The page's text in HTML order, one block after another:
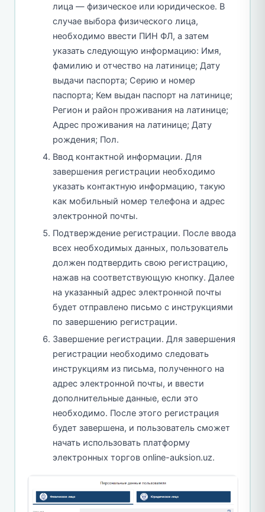
лица — физическое или юридическое. В
случае выбора физического лица,
необходимо ввести ПИН ФЛ, а затем
указать следующую информацию: Имя,
фамилию и отчество на латинице; Дату
выдачи паспорта; Серию и номер
паспорта; Кем выдан паспорт на латинице;
Регион и район проживания на латинице;
Адрес проживания на латинице; Дату
рождения; Пол.
Ввод контактной информации. Для
завершения регистрации необходимо
указать контактную информацию, такую
как мобильный номер телефона и адрес
электронной почты.
Подтверждение регистрации. После ввода
всех необходимых данных, пользователь
должен подтвердить свою регистрацию,
нажав на соответствующую кнопку. Далее
на указанный адрес электронной почты
будет отправлено письмо с инструкциями
по завершению регистрации.
Завершение регистрации. Для завершения
регистрации необходимо следовать
инструкциям из письма, полученного на
адрес электронной почты, и ввести
дополнительные данные, если это
необходимо. После этого регистрация
будет завершена, и пользователь сможет
начать использовать платформу
электронных торгов online-auksion.uz.